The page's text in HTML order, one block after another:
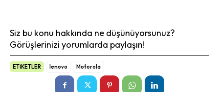
Siz bu konu hakkında ne düşünüyorsunuz?
Görüşlerinizi yorumlarda paylaşın!
ETİKETLER lenovo Motorola